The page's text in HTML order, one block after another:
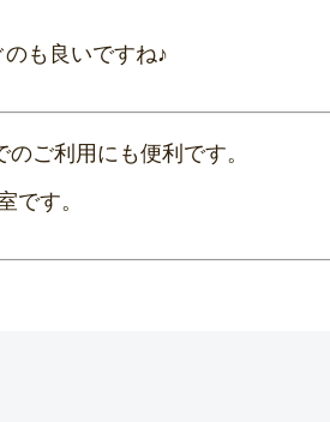
も良いですね♪
ご利用にも便利です。
です。